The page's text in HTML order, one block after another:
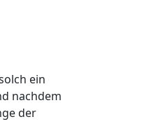
ein
nachdem
der